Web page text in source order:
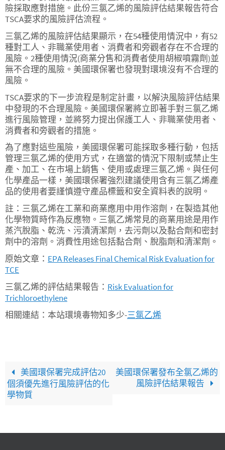
險採取應對措施。此份三氯乙烯的風險評估結果報告符合
TSCA要求的風險評估流程。
三氯乙烯的風險評估結果顯示，在54種使用情況中，有52
種對工人、非職業使用者、消費者和旁觀者存在不合理的
風險。2種使用情況(商業分售和消費者使用胡椒噴霧劑)並
無不合理的風險。美國環保署也發現對環境沒有不合理的
風險。
TSCA要求的下一步流程是制定計畫，以解決風險評估結果
中發現的不合理風險。美國環保署將立即著手對三氯乙烯
進行風險管理，並將努力提出保護工人、非職業使用者、
消費者和旁觀者的措施。
為了應對這些風險，美國環保署可能採取多種行動，包括
管理三氯乙烯的使用方式，在適當的情況下限制或禁止生
產、加工、在市場上銷售、使用或處理三氯乙烯。與任何
化學產品一樣，美國環保署強烈建議使用含有三氯乙烯產
品的使用者要謹慎遵守產品標籤和安全資料表的說明。
註：三氯乙烯在工業和商業應用中用作溶劑，在製造其他
化學物質時作為反應物。三氯乙烯常見的商業用途是用作
蒸汽脫脂、乾洗、污漬清潔劑，去污劑以及黏合劑和密封
劑中的溶劑。消費性用途包括黏合劑、脫脂劑和清潔劑。
原始文章： EPA Releases Final Chemical Risk Evaluation for
TCE
三氯乙烯的評估結果報告： Risk Evaluation for
Trichloroethylene
相關連結：本站環境毒物知多少-三氯乙烯
美國環保署完成評估20
個須優先進行風險評估的化
學物質
美國環保署發布全氯乙烯的
風險評估結果報告